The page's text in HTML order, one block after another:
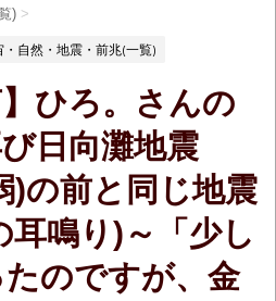
) >
・自然・地震・前兆(一覧)
】ひろ。さんの
日向灘地震
)の前と同じ地震
耳鳴り)～「少し
のですが、金